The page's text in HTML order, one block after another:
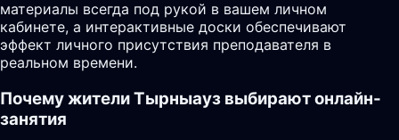
материалы всегда под рукой в вашем личном
кабинете, а интерактивные доски обеспечивают
эффект личного присутствия преподавателя в
реальном времени.
Почему жителиТырныауз выбирают онлайн-
занятия